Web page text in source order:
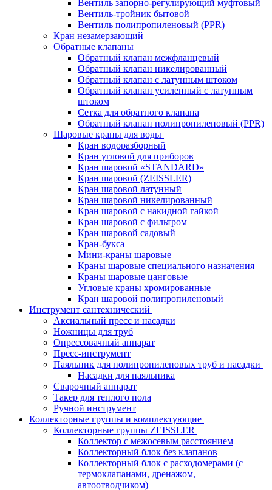
Вентиль запорно-регулирующий муфтовый
Вентиль-тройник бытовой
Вентиль полипропиленовый (PPR)
Кран незамерзающий
Обратные клапаны
Обратный клапан межфланцевый
Обратный клапан никелированный
Обратный клапан с латунным штоком
Обратный клапан усиленный с латунным
штоком
Сетка для обратного клапана
Обратный клапан полипропиленовый (PPR)
Шаровые краны для воды
Кран водоразборный
Кран угловой для приборов
Кран шаровой «STANDARD»
Кран шаровой (ZEISSLER)
Кран шаровой латунный
Кран шаровой никелированный
Кран шаровой с накидной гайкой
Кран шаровой с фильтром
Кран шаровой садовый
Кран-букса
Мини-краны шаровые
Краны шаровые специального назначения
Краны шаровые цанговые
Угловые краны хромированные
Кран шаровой полипропиленовый
Инструмент сантехнический
Аксиальный пресс и насадки
Ножницы для труб
Опрессовачный аппарат
Пресс-инструмент
Паяльник для полипропиленовых труб и насадки
Насадки для паяльника
Сварочный аппарат
Такер для теплого пола
Ручной инструмент
Коллекторные группы и комплектующие
Коллекторные группы ZEISSLER
Коллектор с межосевым расстоянием
Коллекторный блок без клапанов
Коллекторный блок с расходомерами (с
термоклапанами, дренажом,
автоотводчиком)